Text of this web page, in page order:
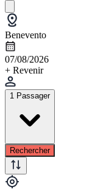
Benevento
07/08/2026
+ Revenir
1 Passager
Rechercher